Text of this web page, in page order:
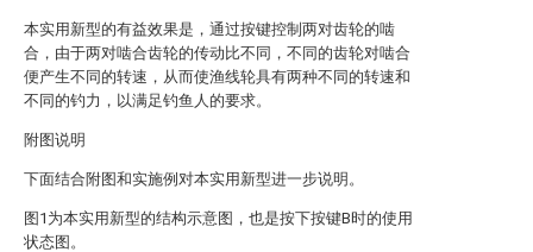
本实用新型的有益效果是，通过按键控制两对齿轮的啮
合，由于两对啮合齿轮的传动比不同，不同的齿轮对啮合
便产生不同的转速，从而使渔线轮具有两种不同的转速和
不同的钓力，以满足钓鱼人的要求。
附图说明
下面结合附图和实施例对本实用新型进一步说明。
图1为本实用新型的结构示意图，也是按下按键B时的使用
状态图。